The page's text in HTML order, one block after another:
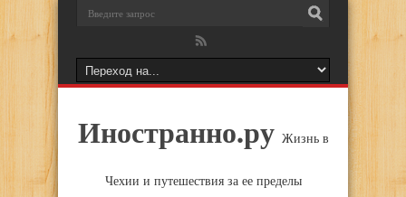
Иностранно.ру Жизнь в
Чехии и путешествия за ее пределы